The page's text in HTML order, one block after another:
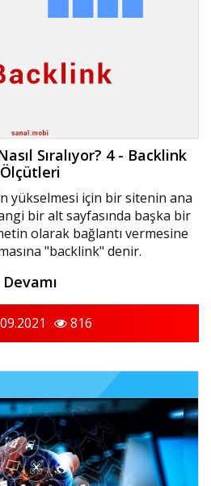
Sıralıyor? 4 - Backlink
Ölçütleri
yükselmesi için bir sitenin ana
bir alt sayfasında başka bir
olarak bağlantı vermesine
"backlink" denir.
Devamı
816